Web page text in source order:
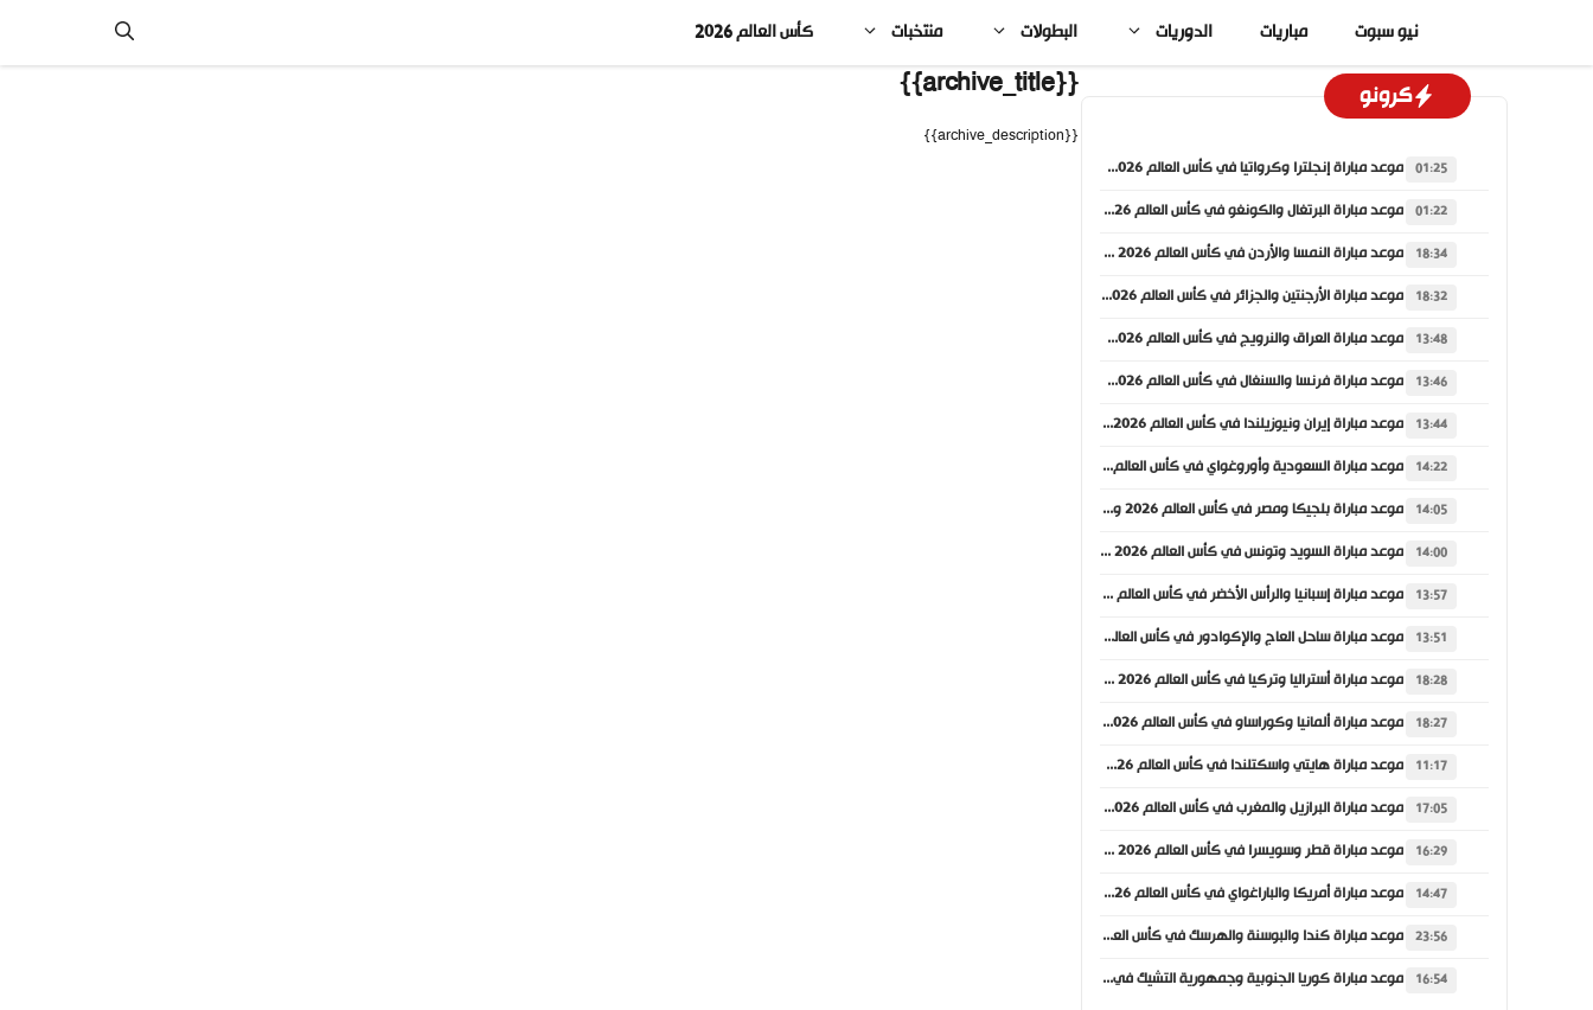
المحتوى
نيو سبوت مباريات الدوريات البطولات منتخبات كأس العالم 2026
{{archive_title}}
{{archive_description}}
كرونو
01:25 موعد مباراة إنجلترا وكرواتيا في كأس العالم 2026 والقنوات الناقلة
01:22 موعد مباراة البرتغال والكونغو في كأس العالم 2026 والقنوات الناقلة
18:34 موعد مباراة النمسا والأردن في كأس العالم 2026 والقنوات الناقلة
18:32 موعد مباراة الأرجنتين والجزائر في كأس العالم 2026 والقنوات الناقلة
13:48 موعد مباراة العراق والنرويج في كأس العالم 2026 والقنوات الناقلة
13:46 موعد مباراة فرنسا والسنغال في كأس العالم 2026 والقنوات الناقلة
13:44 موعد مباراة إيران ونيوزيلندا في كأس العالم 2026 والقنوات الناقلة
14:22 موعد مباراة السعودية وأوروغواي في كأس العالم 2026 والقنوات الناقلة
14:05 موعد مباراة بلجيكا ومصر في كأس العالم 2026 والقنوات الناقلة
14:00 موعد مباراة السويد وتونس في كأس العالم 2026 والقنوات الناقلة
13:57 موعد مباراة إسبانيا والرأس الأخضر في كأس العالم 2026 والقنوات الناقلة
13:51 موعد مباراة ساحل العاج والإكوادور في كأس العالم 2026 والقنوات الناقلة
18:28 موعد مباراة أستراليا وتركيا في كأس العالم 2026 والقنوات الناقلة
18:27 موعد مباراة ألمانيا وكوراساو في كأس العالم 2026 والقنوات الناقلة
11:17 موعد مباراة هايتي واسكتلندا في كأس العالم 2026 والقنوات الناقلة
17:05 موعد مباراة البرازيل والمغرب في كأس العالم 2026 والقنوات الناقلة
16:29 موعد مباراة قطر وسويسرا في كأس العالم 2026 والقنوات الناقلة
14:47 موعد مباراة أمريكا والباراغواي في كأس العالم 2026 والقنوات الناقلة
23:56 موعد مباراة كندا والبوسنة والهرسك في كأس العالم 2026 والقنوات الناقلة
16:54 موعد مباراة كوريا الجنوبية وجمهورية التشيك في كأس العالم 2026 والقنوات الناقلة